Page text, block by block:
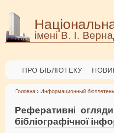
імені В. І.
ПРО БІБЛІОТЕКУ
Головна › Информационный бюллетень
Реферативні
бібліографічної